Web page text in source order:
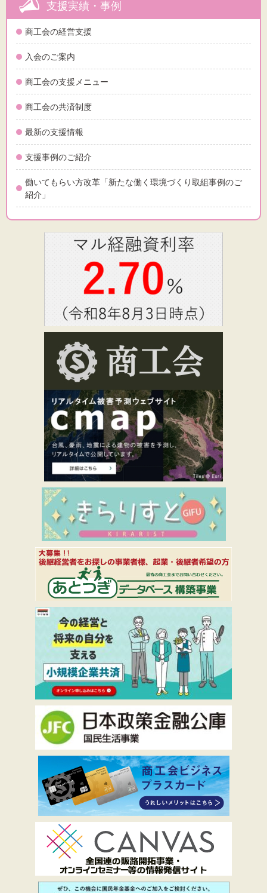
支援実績・事例
商工会の経営支援
入会のご案内
商工会の支援メニュー
商工会の共済制度
最新の支援情報
支援事例のご紹介
働いてもらい方改革「新たな働く環境づくり取組事例のご
紹介」